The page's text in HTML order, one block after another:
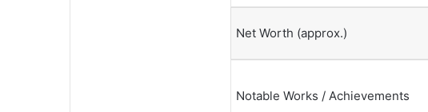
Net Worth (approx.)
Notable Works / Achievements